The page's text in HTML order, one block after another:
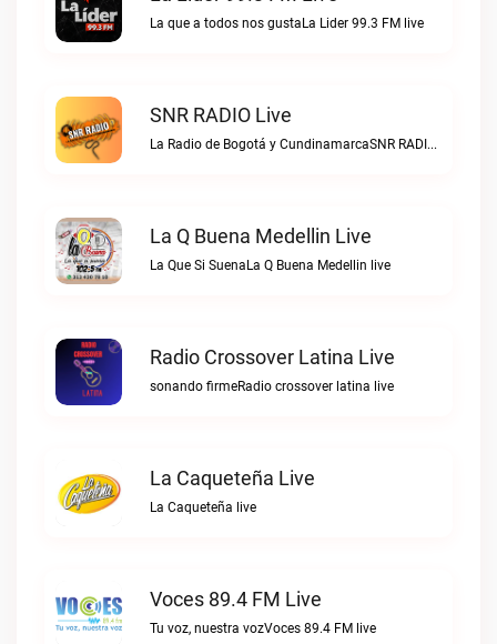
La que a todos nos gustaLa Lider 99.3 FM live
SNR RADIO Live
La Radio de Bogotá y CundinamarcaSNR RADIO live
La Q Buena Medellin Live
La Que Si SuenaLa Q Buena Medellin live
Radio Crossover Latina Live
sonando firmeRadio crossover latina live
La Caqueteña Live
La Caqueteña live
Voces 89.4 FM Live
Tu voz, nuestra vozVoces 89.4 FM live